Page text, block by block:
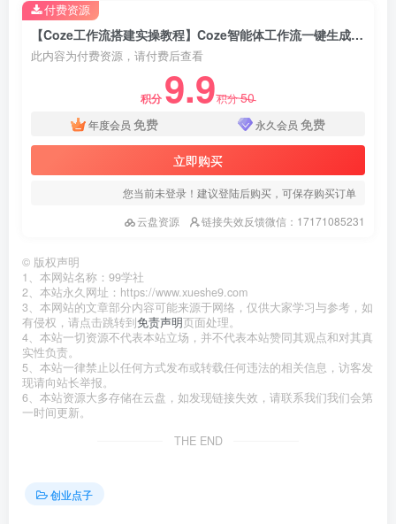
【Coze工作流搭建实操教程】Coze智能体工作流一键生成“万物进化史“短视频，全流程保姆级教学—AI视频制作教程_AI创作_AI短片_AI脚本_AI绘画_AIGC人工智能！
此内容为付费资源，请付费后查看
积分 9.9积分50
年度会员 免费 永久会员 免费
立即购买
您当前未登录！建议登陆后购买，可保存购买订单
云盘资源
链接失效反馈微信：17171085231
付费资源
© 版权声明
1、本网站名称：99学社
2、本站永久网址：https://www.xueshe9.com
3、本网站的文章部分内容可能来源于网络，仅供大家学习与参考，如
有侵权，请点击跳转到免责声明页面处理。
4、本站一切资源不代表本站立场，并不代表本站赞同其观点和对其真
实性负责。
5、本站一律禁止以任何方式发布或转载任何违法的相关信息，访客发
现请向站长举报。
6、本站资源大多存储在云盘，如发现链接失效，请联系我们我们会第
一时间更新。
THE END
创业点子